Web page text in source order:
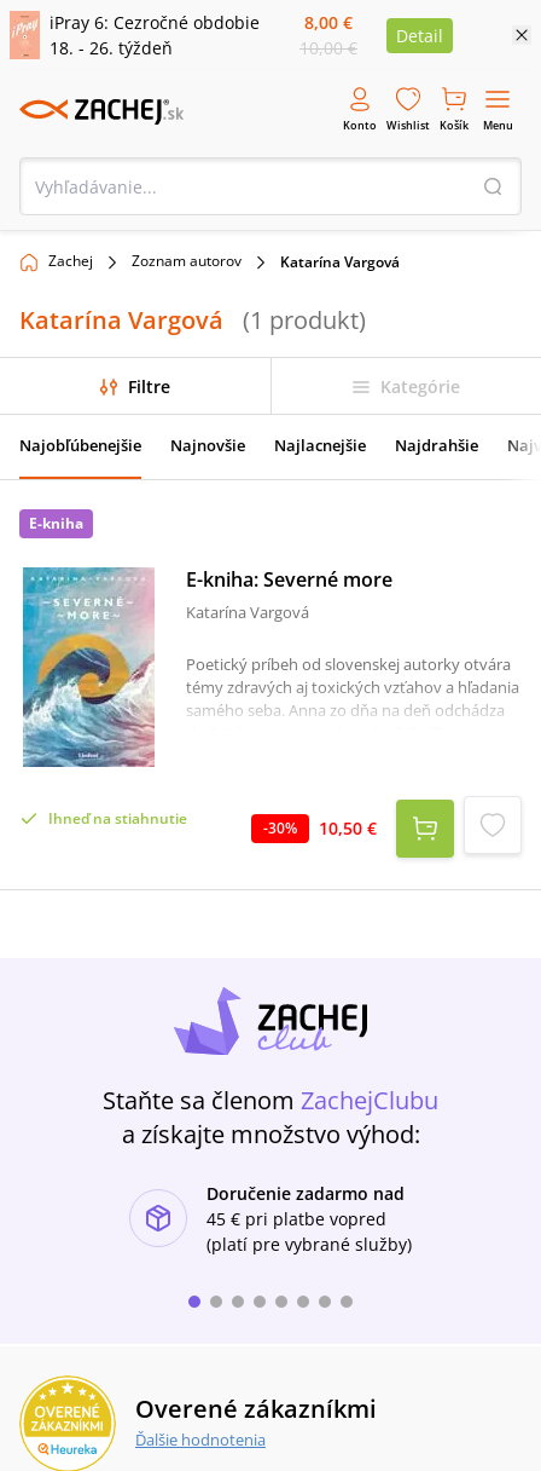
iPray 6: Cezročné obdobie
18. - 26. týždeň
8,00 €
10,00 €
Detail
Konto Wishlist Košík Menu
Zachej Zoznam autorov Katarína Vargová
Katarína Vargová (1 produkt)
Filtre Kategórie
Najobľúbenejšie Najnovšie Najlacnejšie Najdrahšie
E-kniha
E-kniha: Severné more
Katarína Vargová
Poetický príbeh od slovenskej autorky otvára
témy zdravých aj toxických vzťahov a hľadania
samého seba. Anna zo dňa na deň odchádza
spolubývajúca, excentrická fotografka Sabrina.
Novovzniknutý vzťahový trojuholník ponúkne
Anne nový pohľad na jej predchádzajúcu
prinúti čeliť veciam, pred ktorými utekala.
hučí Severné more. Nehostinné, nepriateľské a
rozbúrené, no zároveň magické a priťahujúce.
Ihneď na stiahnutie -30% 10,50 €
Staňte sa členom ZachejClubu
a získajte množstvo výhod:
Doručenie zadarmo nad
45 € pri platbe vopred
(platí pre vybrané služby)
Overené zákazníkmi
Ďalšie hodnotenia